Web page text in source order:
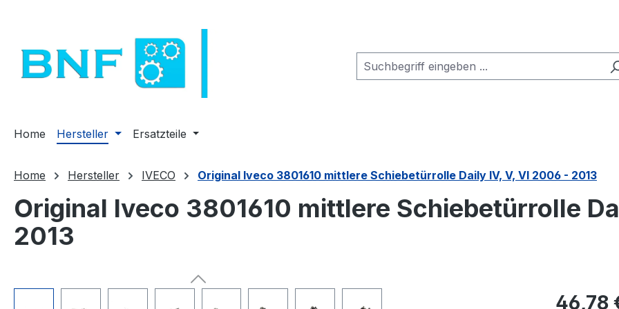
Home Hersteller Ersatzteile
Home Hersteller IVECO Original Iveco 3801610 mittlere Schiebetürrolle Daily IV, V, VI 2006 - 2013
Original Iveco 3801610 mittlere Schiebetürrolle
2013
Regulärer
46,78